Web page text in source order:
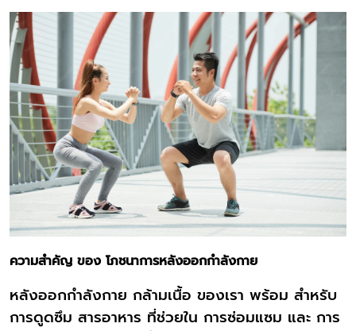
ความสำคัญ ของ โภชนาการหลังออกกำลังกาย
หลังออกกำลังกาย กล้ามเนื้อ ของเรา พร้อม สำหรับ
การดูดซึม สารอาหาร ที่ช่วยใน การซ่อมแซม และ การ